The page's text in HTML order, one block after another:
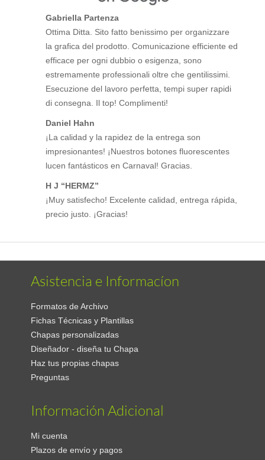
Gabriella Partenza
Ottima Ditta. Sito fatto benissimo per organizzare
la grafica del prodotto. Comunicazione efficiente ed
efficace per ogni dubbio o esigenza, sono
estremamente professionali oltre che gentilissimi.
Esecuzione del lavoro perfetta, tempi super rapidi
di consegna. Il top! Complimenti!
Daniel Hahn
¡La calidad y la rapidez de la entrega son
impresionantes! ¡Nuestros botones fluorescentes
lucen fantásticos en Carnaval! Gracias.
H J “HERMZ”
¡Muy satisfecho! Excelente calidad, entrega rápida,
precio justo. ¡Gracias!
Asistencia e Informacíon
Formatos de Archivo
Fichas Técnicas y Plantillas
Chapas personalizadas
Diseñador - diseña tu Chapa
Haz tus propias chapas
Preguntas
Información Adicional
Mi cuenta
Plazos de envío y pagos